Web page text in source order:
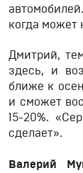
когда может
Дмитрий,
здесь, и
ближе к
и сможет
15-20%.
сделает».
Валерий